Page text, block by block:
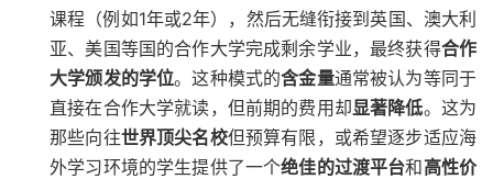
课程（例如1年或2年），然后无缝衔接到英国、澳大利
亚、美国等国的合作大学完成剩余学业，最终获得合作
大学颁发的学位。这种模式的含金量通常被认为等同于
直接在合作大学就读，但前期的费用却显著降低。这为
那些向往世界顶尖名校但预算有限，或希望逐步适应海
外学习环境的学生提供了一个绝佳的过渡平台和高性价